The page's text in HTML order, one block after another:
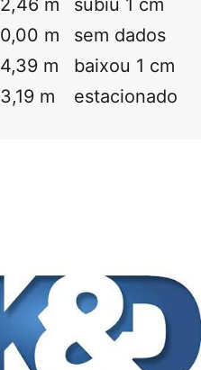
2,46 m
subiu 1 cm
0,00 m
sem dados
4,39 m
baixou 1 cm
3,19 m estacionado